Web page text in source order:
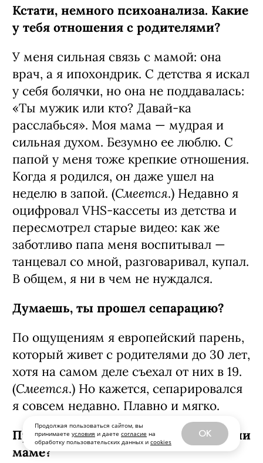
Продолжая пользоваться сайтом, вы
принимаете условия и даете согласие на
обработку пользовательских данных и cookies
OK
Кстати, немного психоанализа. Какие
у тебя отношения с родителями?
У меня сильная связь с мамой: она
врач, а я ипохондрик. С детства я искал
у себя болячки, но она не поддавалась:
«Ты мужик или кто? Давай-ка
расслабься». Моя мама — мудрая и
сильная духом. Безумно ее люблю. С
папой у меня тоже крепкие отношения.
Когда я родился, он даже ушел на
неделю в запой. (Смеется.) Недавно я
оцифровал VHS-кассеты из детства и
пересмотрел старые видео: как же
заботливо папа меня воспитывал —
танцевал со мной, разговаривал, купал.
В общем, я ни в чем не нуждался.
Думаешь, ты прошел сепарацию?
По ощущениям я европейский парень,
который живет с родителями до 30 лет,
хотя на самом деле съехал от них в 19.
(Смеется.) Но кажется, сепарировался
я совсем недавно. Плавно и мягко.
Проверочный вопрос: букет жене или
маме?